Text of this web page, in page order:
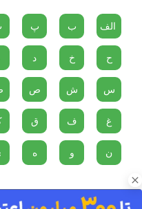
الف ب پ
ح خ د
س ش ص
غ ف ق
ن و ه
دو پناهگاه در مقابل مصیبت